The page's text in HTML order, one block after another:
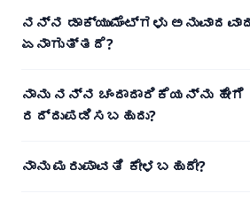
ನನ್ನ ಡಾಕ್ಯುಮೆಂಟ್‌ಗಳು
ಏನಾಗುತ್ತದೆ?
ನಾನು ನನ್ನ ಚಂದಾದಾರಿಕೆಯನ್ನು ಹೇಗೆ
ರದ್ದುಪಡಿಸಬಹುದು?
ನಾನು ಮರುಪಾವತಿ ಕೇಳಬಹುದೇ?